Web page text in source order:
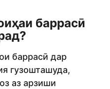
баррасӣ
баррасӣ дар
гузошташуда,
аз арзиши